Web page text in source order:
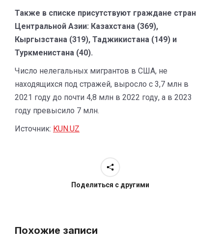
Также в списке присутствуют граждане стран
Центральной Азии: Казахстана (369),
Кыргызстана (319), Таджикистана (149) и
Туркменистана (40).
Число нелегальных мигрантов в США, не
находящихся под стражей, выросло с 3,7 млн в
2021 году до почти 4,8 млн в 2022 году, а в 2023
году превысило 7 млн.
Источник: KUN.UZ
Поделиться с другими
Похожие записи